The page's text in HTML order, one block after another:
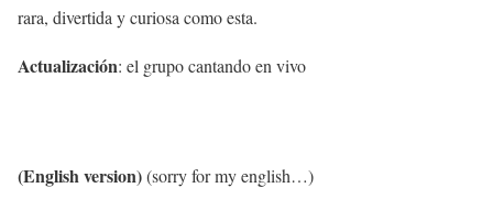
rara, divertida y curiosa como esta.
Actualización: el grupo cantando en vivo
(English version)(sorry for my english…)